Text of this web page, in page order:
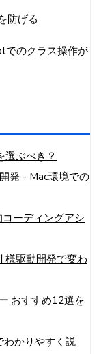
防げる
でのクラス操作が
ぶべき？
発 - Mac環境での
ーディングアシ
様駆動開発で変わ
おすすめ12選を
わかりやすく説